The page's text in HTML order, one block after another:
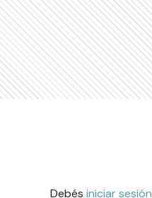
Debés iniciar sesión